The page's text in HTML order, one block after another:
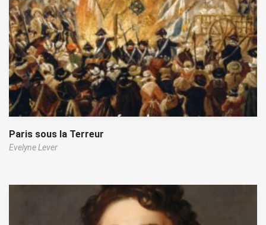
Paris sous la Terreur
Evelyne Lever